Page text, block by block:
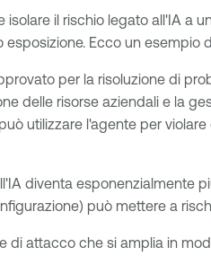
il rischio legato all'IA a
Ecco un esempio
per la risoluzione di
delle risorse aziendali e la
utilizzare l'agente per
diventa
può mettere a
attacco che si amplia in